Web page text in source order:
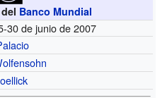
Banco Mundial
30 de junio de 2007